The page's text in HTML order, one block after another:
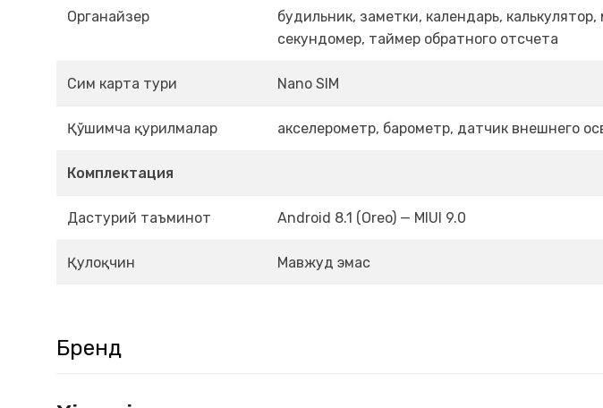
Органайзер
будильник, заметки, календарь,
секундомер, таймер обратного отсчета
Сим карта тури Nano SIM
Қўшимча қурилмалар акселерометр, барометр, датчик внешнего
Комплектация
Дастурий таъминот Android 8.1 (Oreo) — MIUI 9.0
Қулоқчин Мавжуд эмас
Бренд